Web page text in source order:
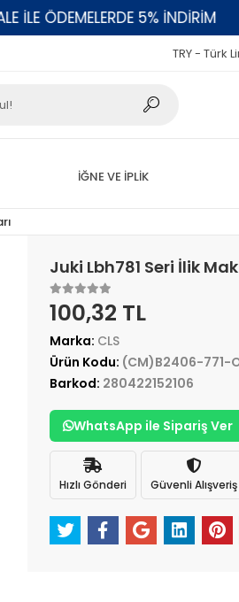
ÖDEMELERDE 5% İNDİRİM
TRY - Türk
İĞNE VE İPLİK
Juki Lbh781 Seri İlik
100,32 TL
Marka: CLS
Ürün Kodu: (CM)B2406-771-
Barkod: 280422152106
WhatsApp ile Sipariş Ver
Hızlı Gönderi Güvenli Alışveriş